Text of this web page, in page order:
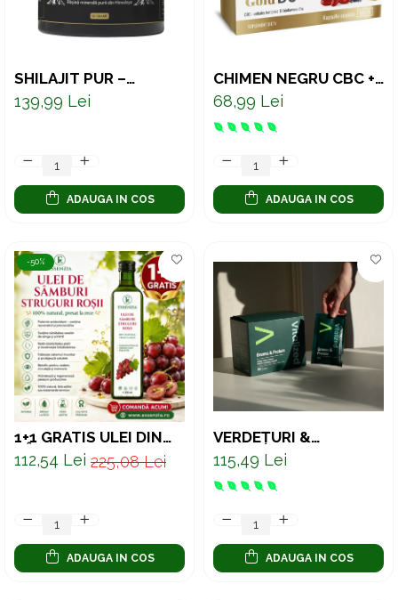
SHILAJIT PUR –
CONCENTRAT
NATURAL PENTRU
139,99 Lei
ADAUGA IN COS
CHIMEN NEGRU CBC +
VITAMINA D3 4000 UI -
75 CAPSULE
68,99 Lei
ADAUGA IN COS
-50%
1+1 GRATIS ULEI DIN
SÂMBURI DE
STRUGURI ROȘII
250 ML
225,08 Lei
112,54 Lei
ADAUGA IN COS
VERDEȚURI &
PROTEINE – MIX
PREMIUM CU
SUPERALIMENTE
VERZI ȘI PROTEINĂ
115,49 Lei
ADAUGA IN COS